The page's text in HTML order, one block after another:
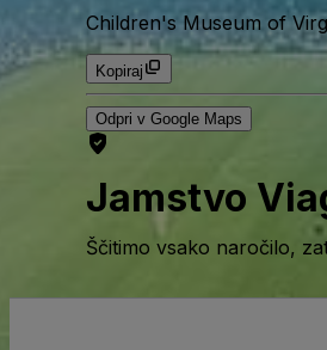
Children's Museum of
Kopiraj
Odpri v Google Maps
Jamstvo
Ščitimo vsako naročilo,